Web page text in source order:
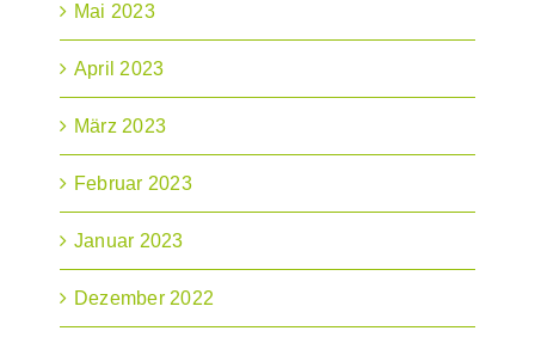
Mai 2023
April 2023
März 2023
Februar 2023
Januar 2023
Dezember 2022